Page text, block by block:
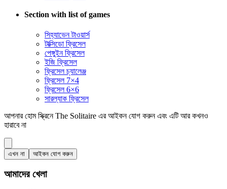
Section with list of games
সিহ্যাভেন টাওয়ার্স
টাক্সিডো ফ্রিসেল
পেঙ্গুইন ফ্রিসেল
ইজি ফ্রিসেল
ফ্রিসেল চ্যালেঞ্জ
ফ্রিসেল 7×4
ফ্রিসেল 6×6
সারল্যাক ফ্রিসেল
আপনার হোম স্ক্রিনে The Solitaire এর আইকন যোগ করুন এবং এটি আর কখনও
হারাবে না
এখন না আইকন যোগ করুন
আমাদের খেলা